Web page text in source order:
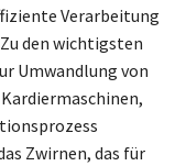
Verarbeitung
den wichtigsten
Umwandlung von
Zwirnen, das für